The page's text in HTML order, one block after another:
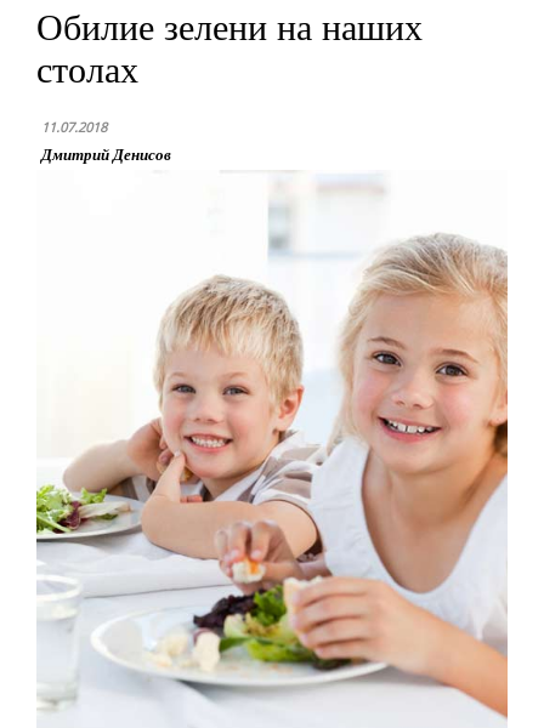
Обилие зелени на наших
столах
11.07.2018
Дмитрий Денисов